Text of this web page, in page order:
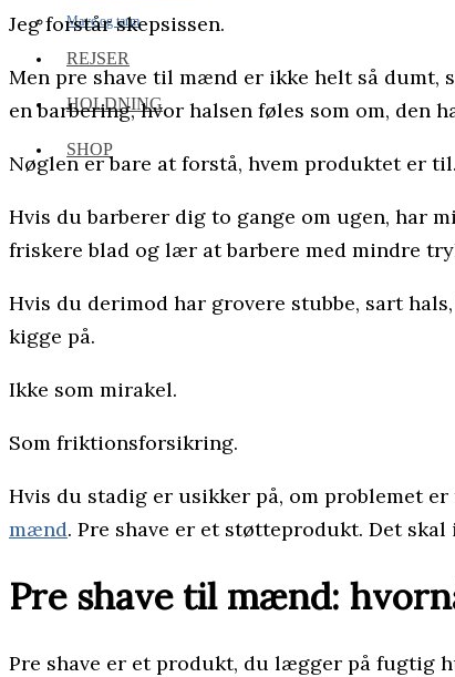
Mave og tarm
REJSER
HOLDNING
SHOP
Jeg forstår skepsissen.
Men pre shave til mænd er ikke helt så dumt,
en barbering, hvor halsen føles som om, den
Nøglen er bare at forstå, hvem produktet er til.
Hvis du barberer dig to gange om ugen, har
friskere blad og lær at barbere med mindre
Hvis du derimod har grovere stubbe, sart
kigge på.
Ikke som mirakel.
Som friktionsforsikring.
Hvis du stadig er usikker på, om problemet
mænd. Pre shave er et støtteprodukt. Det
Pre shave til mænd:
Pre shave er et produkt, du lægger på fugtig